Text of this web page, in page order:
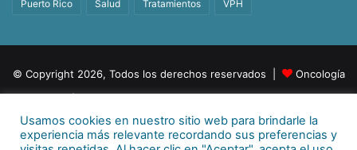
Puerto Rico Salud Tratamientos VPH
© Copyright 2026, Todos los derechos reservados |
Oncología
Para más información
E-mail:info@behealthpr.com
Usamos cookies en nuestro sitio web para brindarle la
experiencia más relevante recordando sus preferencias y